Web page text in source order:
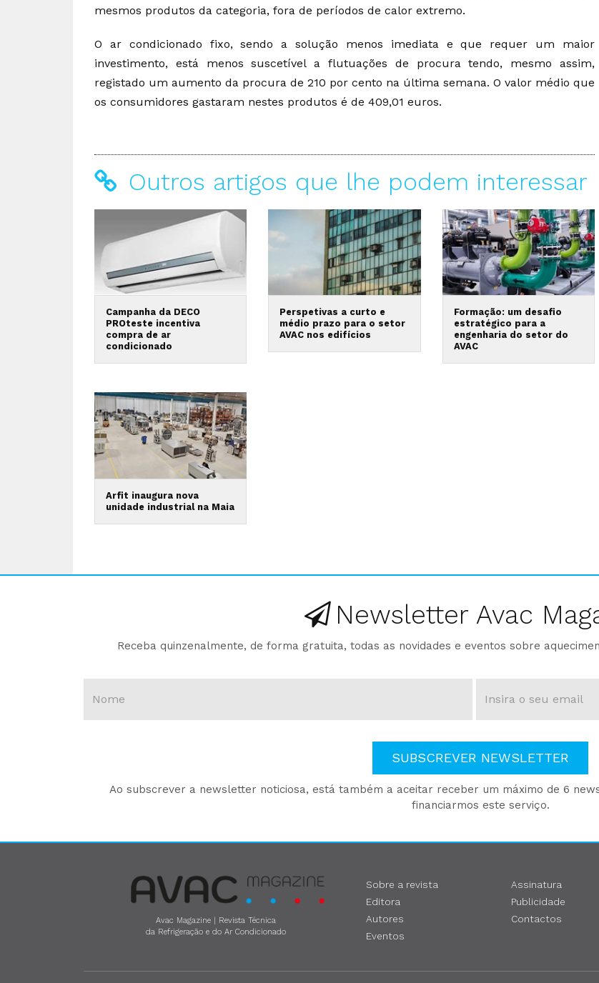
mesmos produtos da categoria, fora de períodos de calor extremo.
O ar condicionado fixo, sendo a solução menos imediata e que requer um maior
investimento, está menos suscetível a flutuações de procura tendo, mesmo assim,
registado um aumento da procura de 210 por cento na última semana. O valor médio que
os consumidores gastaram nestes produtos é de 409,01 euros.
Outros artigos que lhe podem interessar
Campanha da DECO
PROteste incentiva
compra de ar
condicionado
Perspetivas a curto e
médio prazo para o setor
AVAC nos edifícios
Formação: um desafio
estratégico para a
engenharia do setor do
AVAC
Arfit inaugura nova
unidade industrial na Maia
Newsletter Avac
Receba quinzenalmente, de forma gratuita, todas as novidades e eventos sobre
SUBSCREVER NEWSLETTER
Ao subscrever a newsletter noticiosa, está também a aceitar receber um máximo de 6
financiarmos este serviço.
Avac Magazine | Revista Técnica
da Refrigeração e do Ar Condicionado
Sobre a revista
Editora
Autores
Eventos
Assinatura
Publicidade
Contactos